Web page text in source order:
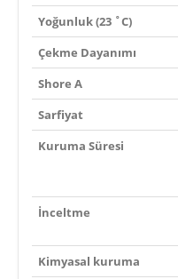
Yoğunluk (23 ˚C)
Çekme Dayanımı
Shore A
Sarfiyat
Kuruma Süresi
İnceltme
Kimyasal kuruma